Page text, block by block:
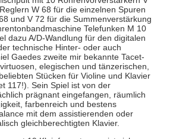
W 68 für die einzelnen Spuren
und V 72 für die Summenverstärkung
Telefunken M 10
dazu A/D-Wandlung für den digitalen
technische Hinter- oder auch
Gaedes zweite mir bekannte Tacet-
elegischen und tänzerischen,
Stücken für Violine und Klavier
117!). Sein Spiel ist von der
prägnant eingefangen, räumlich
farbenreich und bestens
mit dem assistierenden oder
gleichberechtigten Klavier.